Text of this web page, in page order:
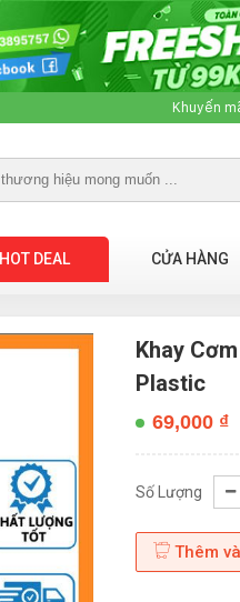
Khuyến
HOT DEAL CỬA HÀNG
Khay
Plastic
69,000 ₫
Số Lượng
Thêm